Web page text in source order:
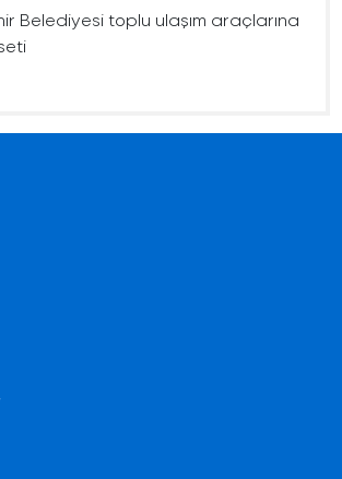
Belediyesi toplu ulaşım araçlarına